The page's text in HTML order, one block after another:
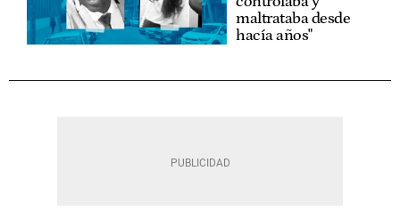
maltrataba desde
hacía años"